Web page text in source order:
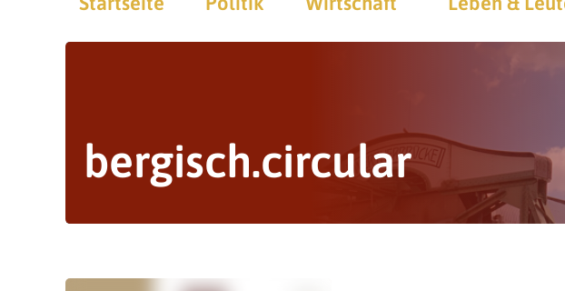
bergisch.circular